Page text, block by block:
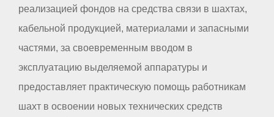
реализацией фондов на средства связи в шахтах,
кабельной продукцией, материалами и запасными
частями, за своевременным вводом в
эксплуатацию выделяемой аппаратуры и
предоставляет практическую помощь работникам
шахт в освоении новых технических средств